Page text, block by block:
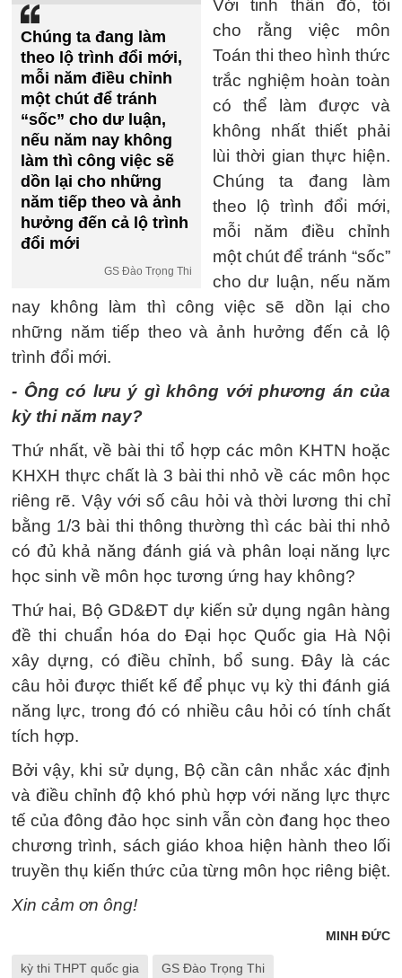
Chúng ta đang làm
theo lộ trình đổi mới,
mỗi năm điều chỉnh
một chút để tránh
“sốc” cho dư luận,
nếu năm nay không
làm thì công việc sẽ
dồn lại cho những
năm tiếp theo và ảnh
hưởng đến cả lộ trình
đổi mới
GS Đào Trọng Thi
Với tinh thần đó, tôi
cho rằng việc môn
Toán thi theo hình thức
trắc nghiệm hoàn toàn
có thể làm được và
không nhất thiết phải
lùi thời gian thực hiện.
Chúng ta đang làm
theo lộ trình đổi mới,
mỗi năm điều chỉnh
một chút để tránh “sốc”
cho dư luận, nếu năm
nay không làm thì công việc sẽ dồn lại cho
những năm tiếp theo và ảnh hưởng đến cả lộ
trình đổi mới.
- Ông có lưu ý gì không với phương án của
kỳ thi năm nay?
Thứ nhất, về bài thi tổ hợp các môn KHTN hoặc
KHXH thực chất là 3 bài thi nhỏ về các môn học
riêng rẽ. Vậy với số câu hỏi và thời lương thi chỉ
bằng 1/3 bài thi thông thường thì các bài thi nhỏ
có đủ khả năng đánh giá và phân loại năng lực
học sinh về môn học tương ứng hay không?
Thứ hai, Bộ GD&ĐT dự kiến sử dụng ngân hàng
đề thi chuẩn hóa do Đại học Quốc gia Hà Nội
xây dựng, có điều chỉnh, bổ sung. Đây là các
câu hỏi được thiết kế để phục vụ kỳ thi đánh giá
năng lực, trong đó có nhiều câu hỏi có tính chất
tích hợp.
Bởi vậy, khi sử dụng, Bộ cần cân nhắc xác định
và điều chỉnh độ khó phù hợp với năng lực thực
tế của đông đảo học sinh vẫn còn đang học theo
chương trình, sách giáo khoa hiện hành theo lối
truyền thụ kiến thức của từng môn học riêng biệt.
Xin cảm ơn ông!
MINH ĐỨC
kỳ thi THPT quốc gia GS Đào Trọng Thi